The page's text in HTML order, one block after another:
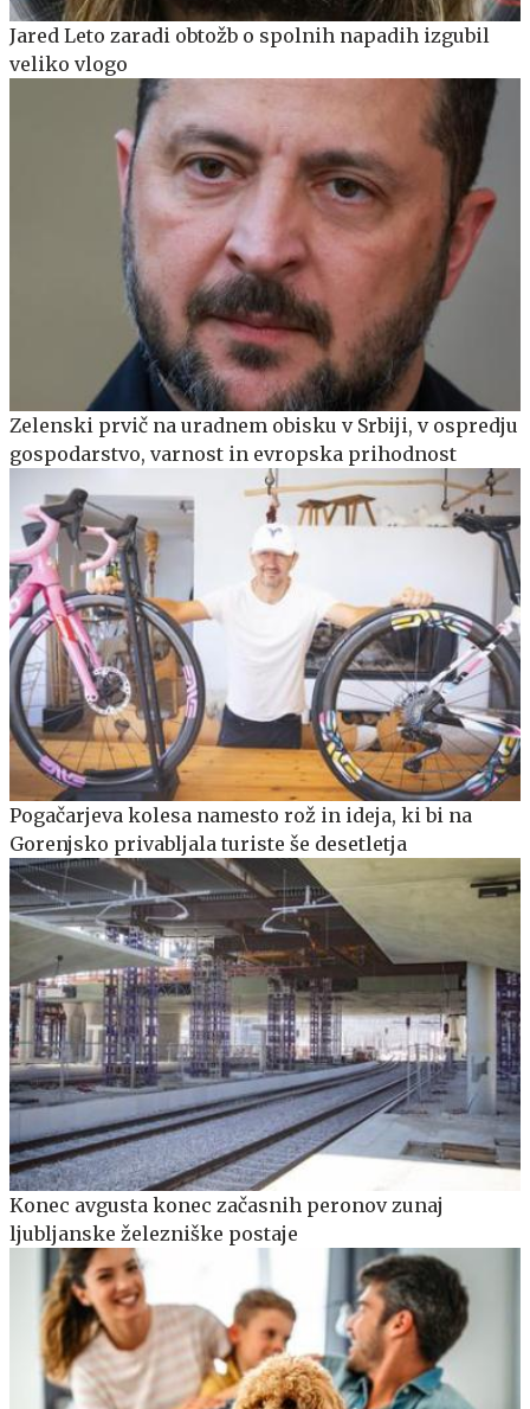
Jared Leto zaradi obtožb o spolnih napadih izgubil
veliko vlogo
Zelenski prvič na uradnem obisku v Srbiji, v ospredju
gospodarstvo, varnost in evropska prihodnost
Pogačarjeva kolesa namesto rož in ideja, ki bi na
Gorenjsko privabljala turiste še desetletja
Konec avgusta konec začasnih peronov zunaj
ljubljanske železniške postaje